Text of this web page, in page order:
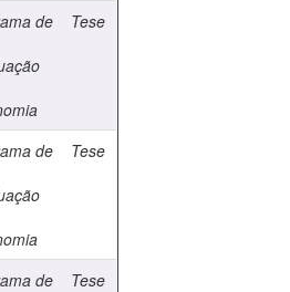
de
Tese
de
Tese
de
Tese